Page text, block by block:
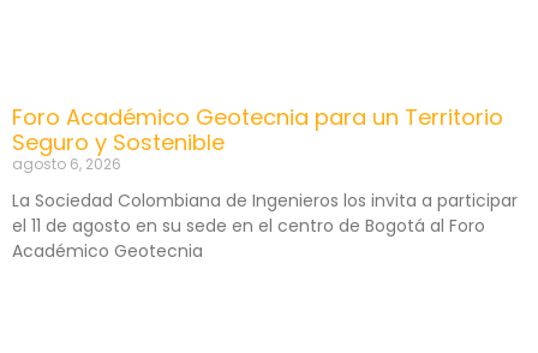
Foro Académico Geotecnia para un Territorio
Seguro y Sostenible
agosto 6, 2026
La Sociedad Colombiana de Ingenieros los invita a participar
el 11 de agosto en su sede en el centro de Bogotá al Foro
Académico Geotecnia